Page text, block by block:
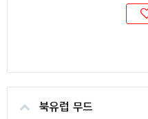
북유럽 무드